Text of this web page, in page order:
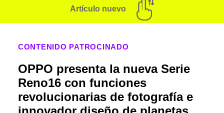
Artículo nuevo
CONTENIDO PATROCINADO
OPPO presenta la nueva Serie
Reno16 con funciones
revolucionarias de fotografía e